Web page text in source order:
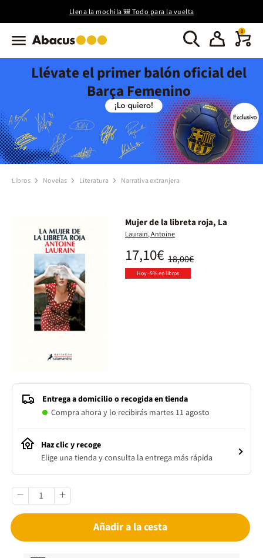
Llena la mochila 🎒 Todo para la vuelta
0
Llévate el primer balón oficial del
Barça Femenino
Libros Novelas Literatura Narrativa extranjera
Mujer de la libreta roja, La
Laurain, Antoine
18,00€
17,10€
Hoy -5% en libros
Entrega a domicilio o recogida en tienda
Compra ahora y lo recibirás martes 11 agosto
Haz clic y recoge
Elige una tienda y consulta la entrega más rápida
Añadir a la cesta